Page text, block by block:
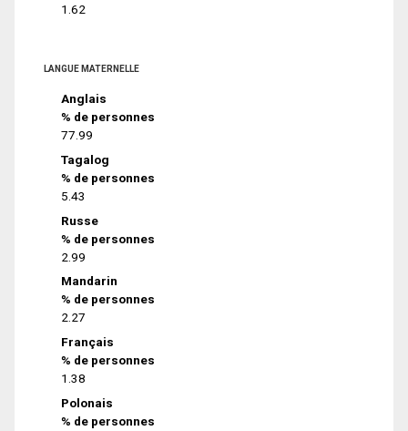
1.62
LANGUE MATERNELLE
Anglais
% de personnes
77.99
Tagalog
% de personnes
5.43
Russe
% de personnes
2.99
Mandarin
% de personnes
2.27
Français
% de personnes
1.38
Polonais
% de personnes